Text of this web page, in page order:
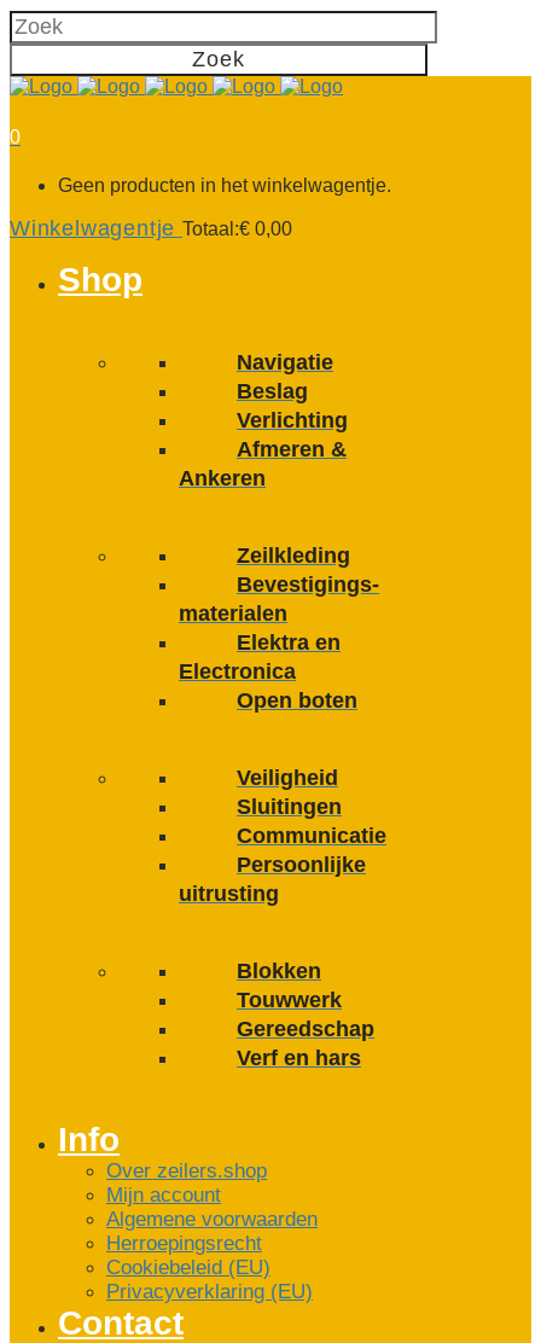
0
Geen producten in het winkelwagentje.
Winkelwagentje Totaal:€ 0,00
Shop
Navigatie
Beslag
Verlichting
Afmeren &
Ankeren
Zeilkleding
Bevestigings­­
materialen
Elektra en
Electronica
Open boten
Veiligheid
Sluitingen
Communicatie
Persoonlijke
uitrusting
Blokken
Touwwerk
Gereedschap
Verf en hars
Info
Over zeilers.shop
Mijn account
Algemene voorwaarden
Herroepingsrecht
Cookiebeleid (EU)
Privacyverklaring (EU)
Contact